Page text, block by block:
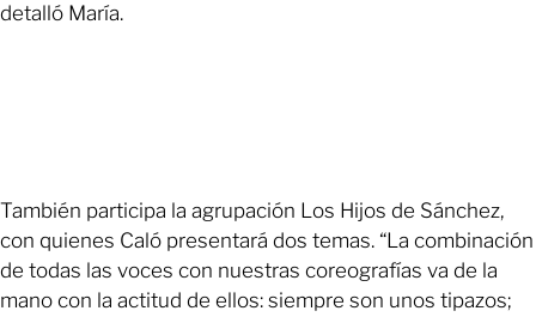
detalló María.
También participa la agrupación Los Hijos de Sánchez,
con quienes Caló presentará dos temas. “La combinación
de todas las voces con nuestras coreografías va de la
mano con la actitud de ellos: siempre son unos tipazos;